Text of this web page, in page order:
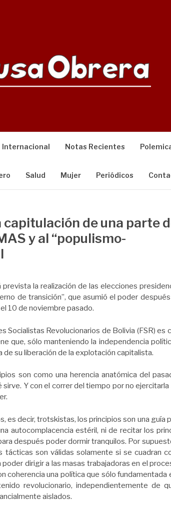
Internacional Notas Recientes
Salud Mujer Periódicos
capitulación de una parte
y al “populismo-
la realización de las elecciones
de transición”, que asumió el poder
10 de noviembre pasado.
Socialistas Revolucionarios de Bolivia (FSR) es
que, sólo manteniendo la independencia
su liberación de la explotación capitalista.
son como una herencia anatómica del
Y con el correr del tiempo por no ejercitarla
es decir, trotskistas, los principios son una guía
autocomplacencia estéril, ni de recitar los
después poder dormir tranquilos. Por
son válidas solamente si se cuadran
dirigir a las masas trabajadoras en el
coherencia una política que sólo fundamentada
revolucionario, independientemente de
aislados.